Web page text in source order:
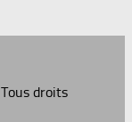
droits